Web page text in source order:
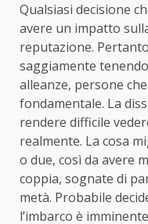
Qualsiasi decisione
avere un impatto
reputazione.
saggiamente
alleanze, persone
fondamentale. La
rendere difficile
realmente. La cosa
o due, così da avere
coppia, sognate di
metà. Probabile
l’imbarco è